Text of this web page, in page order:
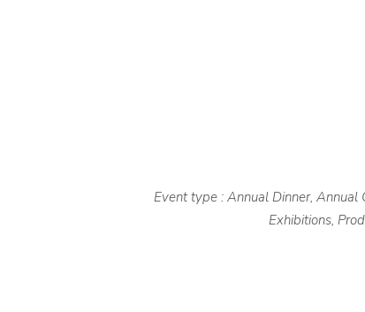
Event type : Annual Dinner, Annual
Exhibitions,